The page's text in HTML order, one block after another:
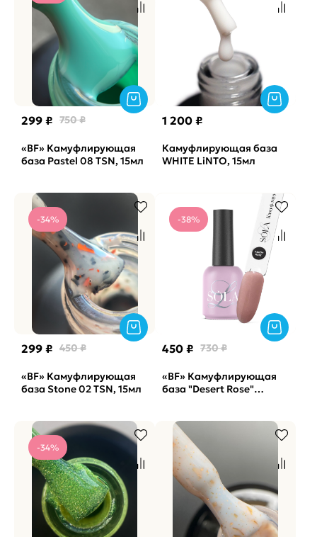
299 ₽ 750 ₽
«BF» Камуфлирующая
база Pastel 08 TSN, 15мл
1 200 ₽
Камуфлирующая база
WHITE LiNTO, 15мл
-34%
299 ₽ 450 ₽
«BF» Камуфлирующая
база Stone 02 TSN, 15мл
-38%
450 ₽ 730 ₽
«BF» Камуфлирующая
база "Desert Rose"
-34%